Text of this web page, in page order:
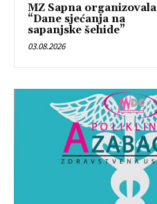
MZ Sapna organizovala
“Dane sjećanja na
sapanjske šehide”
03.08.2026